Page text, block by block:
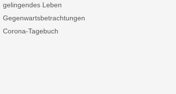
gelingendes Leben
Gegenwartsbetrachtungen
Corona-Tagebuch